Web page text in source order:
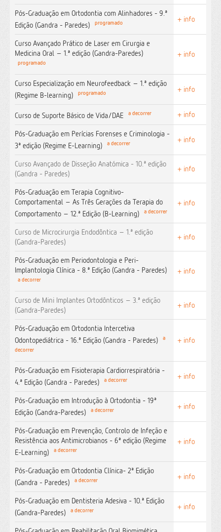
Pós-Graduação em Ortodontia com Alinhadores - 9.ª
Edição (Gandra - Paredes)
programado + info
Curso Avançado Prático de Laser em Cirurgia e
Medicina Oral – 1.ª edição (Gandra-Paredes)
programado
+ info
Curso Especialização em Neurofeedback – 1.ª edição
(Regime B-learning)
programado + info
Curso de Suporte Básico de Vida/DAE a decorrer + info
Pós-Graduação em Perícias Forenses e Criminologia -
3ª edição (Regime E-Learning)
a decorrer + info
Curso Avançado de Disseção Anatómica - 10.ª edição
(Gandra - Paredes)
+ info
Pós-Graduação em Terapia Cognitivo-
Comportamental – As Três Gerações da Terapia do
Comportamento – 12.ª Edição (B-Learning)
a decorrer
+ info
Curso de Microcirurgia Endodôntica – 1.ª edição
(Gandra-Paredes)
+ info
Pós-Graduação em Periodontologia e Peri-
Implantologia Clínica - 8.ª Edição (Gandra - Paredes)
a decorrer
+ info
Curso de Mini Implantes Ortodônticos – 3.ª edição
(Gandra-Paredes)
+ info
Pós-Graduação em Ortodontia Intercetiva
Odontopediátrica - 16.ª Edição (Gandra - Paredes)
a
decorrer
+ info
Pós-Graduação em Fisioterapia Cardiorrespiratória -
4.ª Edição (Gandra - Paredes)
a decorrer + info
Pós-Graduação em Introdução à Ortodontia - 19ª
Edição (Gandra-Paredes)
a decorrer + info
Pós-Graduação em Prevenção, Controlo de Infeção e
Resistência aos Antimicrobianos - 6ª edição (Regime
E-Learning)
a decorrer
+ info
Pós-Graduação em Ortodontia Clínica- 2ª Edição
(Gandra - Paredes)
a decorrer + info
Pós-Graduação em Dentisteria Adesiva - 10.ª Edição
(Gandra-Paredes)
a decorrer + info